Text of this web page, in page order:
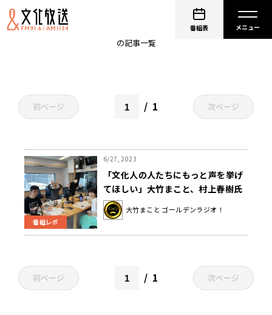
番組表
の記事一覧
前ページ 1 次ページ
番組レポ
6/27, 2023
「文化人の人たちにもっと声を挙げ
てほしい」大竹まこと、村上春樹氏
の外苑地区再開発反対発言に賛同
大竹まこと ゴールデンラジオ！
前ページ 1 次ページ